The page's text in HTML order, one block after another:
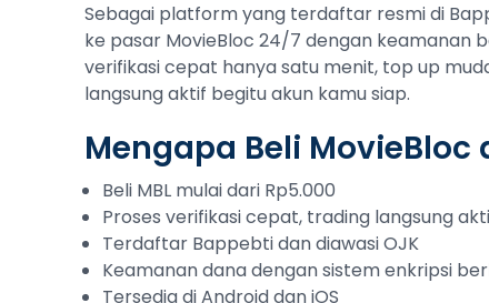
Sebagai platform yang terdaftar resmi di
ke pasar MovieBloc 24/7 dengan keamanan
verifikasi cepat hanya satu menit, top up
langsung aktif begitu akun kamu siap.
Mengapa Beli MovieBloc
Beli MBL mulai dari Rp5.000
Proses verifikasi cepat, trading langsung
Terdaftar Bappebti dan diawasi OJK
Keamanan dana dengan sistem enkripsi
Tersedia di Android dan iOS